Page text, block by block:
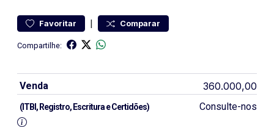
Favoritar | Comparar
Compartilhe:
Venda 360.000,00
(ITBI, Registro, Escritura e Certidões) Consulte-nos